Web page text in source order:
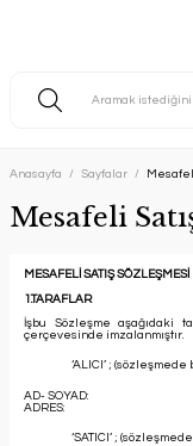
Anasayfa Sayfalar
Mesafeli
MESAFELİ SATIŞ SÖZLEŞMESİ
1.TARAFLAR
İşbu Sözleşme aşağıdaki
çerçevesinde imzalanmıştır.
‘ALICI’ ;
AD- SOYAD:
ADRES:
‘SATICI’ ;